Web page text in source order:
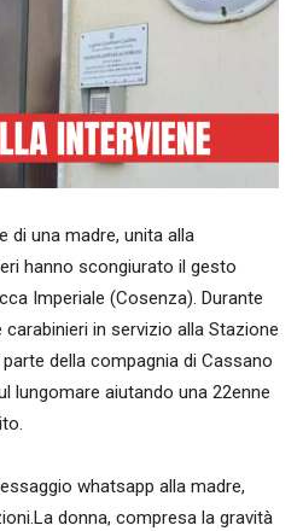
di una madre, unita alla
hanno scongiurato il gesto
Imperiale (Cosenza). Durante
in servizio alla Stazione
della compagnia di Cassano
lungomare aiutando una 22enne
whatsapp alla madre,
donna, compresa la gravità